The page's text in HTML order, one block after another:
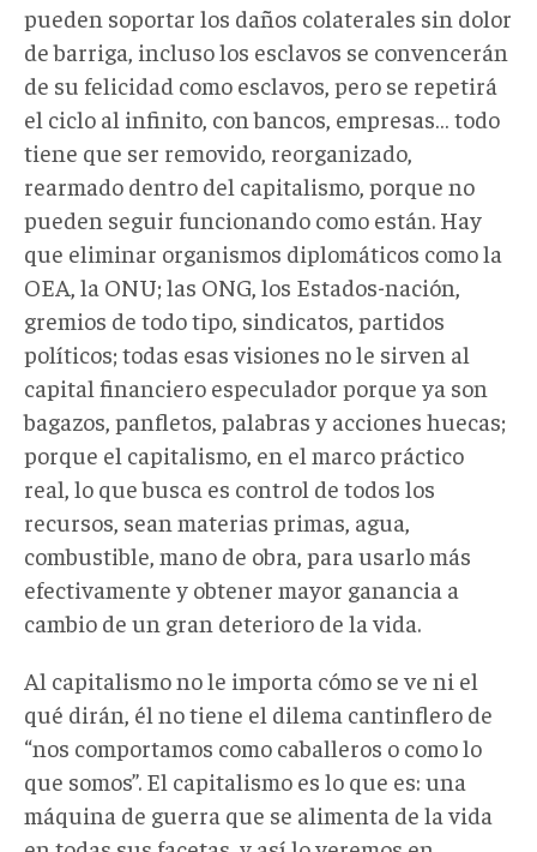
pueden soportar los daños colaterales sin dolor
de barriga, incluso los esclavos se convencerán
de su felicidad como esclavos, pero se repetirá
el ciclo al infinito, con bancos, empresas… todo
tiene que ser removido, reorganizado,
rearmado dentro del capitalismo, porque no
pueden seguir funcionando como están. Hay
que eliminar organismos diplomáticos como la
OEA, la ONU; las ONG, los Estados-nación,
gremios de todo tipo, sindicatos, partidos
políticos; todas esas visiones no le sirven al
capital financiero especulador porque ya son
bagazos, panfletos, palabras y acciones huecas;
porque el capitalismo, en el marco práctico
real, lo que busca es control de todos los
recursos, sean materias primas, agua,
combustible, mano de obra, para usarlo más
efectivamente y obtener mayor ganancia a
cambio de un gran deterioro de la vida.
Al capitalismo no le importa cómo se ve ni el
qué dirán, él no tiene el dilema cantinflero de
“nos comportamos como caballeros o como lo
que somos”. El capitalismo es lo que es: una
máquina de guerra que se alimenta de la vida